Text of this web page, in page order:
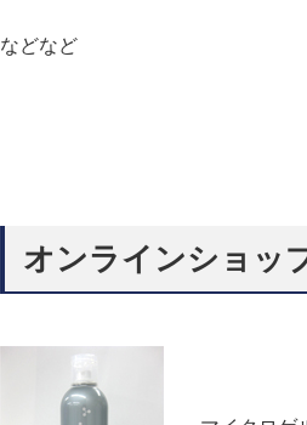
などなど
オンラインショッ